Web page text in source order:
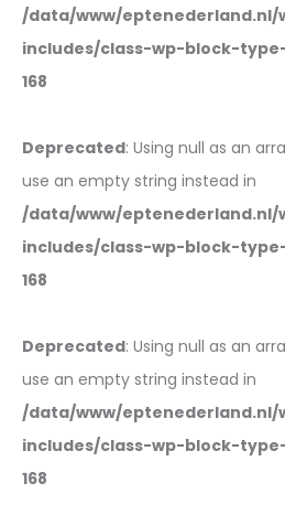
/data/www/eptenederland.nl/
includes/class-wp-block-
168
Deprecated: Using null as an
use an empty string instead in
/data/www/eptenederland.nl/
includes/class-wp-block-
168
Deprecated: Using null as an
use an empty string instead in
/data/www/eptenederland.nl/
includes/class-wp-block-
168